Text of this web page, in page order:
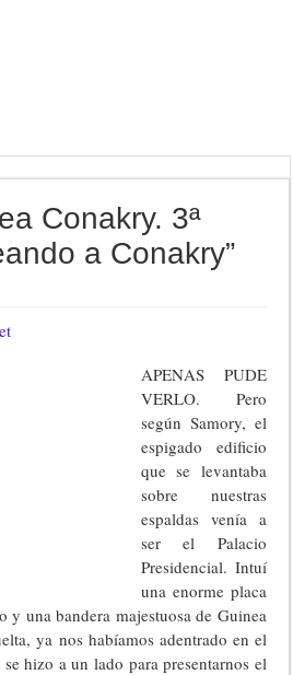
Conakry. 3ª
a Conakry”
APENAS PUDE
VERLO. Pero
según Samory, el
espigado edificio
que se levantaba
sobre nuestras
espaldas venía a
ser el Palacio
Presidencial. Intuí
una enorme placa
y una bandera majestuosa de Guinea
ya nos habíamos adentrado en el
hizo a un lado para presentarnos el